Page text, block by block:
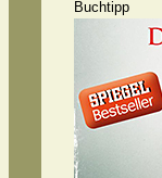
Buchtipp